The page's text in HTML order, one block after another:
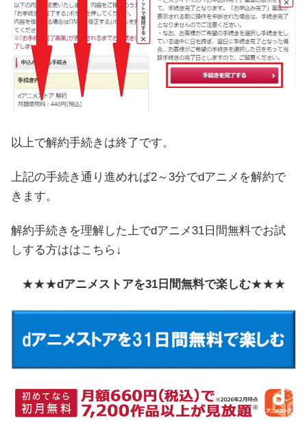
以上で解約手続きは終了です。
上記の手続き通り進めれば2～3分でdアニメを解約で
きます。
解約手続きを理解した上でdアニメ31日間無料でお試
しする方ははこちら↓
★★★dアニメストアを31日間無料で楽しむ★★★